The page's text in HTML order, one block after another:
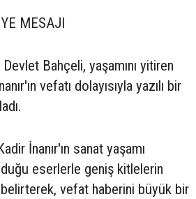
MESAJI
Bahçeli, yaşamını yitiren
vefatı dolayısıyla yazılı bir
İnanır'ın sanat yaşamı
eserlerle geniş kitlelerin
belirterek, vefat haberini büyük bir